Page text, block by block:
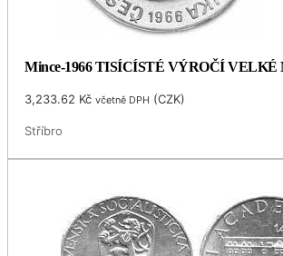
Mince-1966 TISÍCÍSTÉ VÝROČÍ VELKÉ
3,233.62 Kč včetně DPH (CZK)
Stříbro